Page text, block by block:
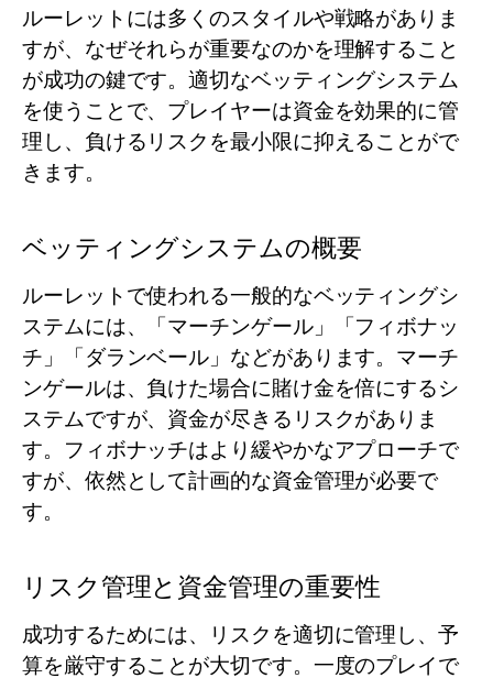
ルーレットには多くのスタイルや戦略がありま
すが、なぜそれらが重要なのかを理解すること
が成功の鍵です。適切なベッティングシステム
を使うことで、プレイヤーは資金を効果的に管
理し、負けるリスクを最小限に抑えることがで
きます。
ベッティングシステムの概要
ルーレットで使われる一般的なベッティングシ
ステムには、「マーチンゲール」「フィボナッ
チ」「ダランベール」などがあります。マーチ
ンゲールは、負けた場合に賭け金を倍にするシ
ステムですが、資金が尽きるリスクがありま
す。フィボナッチはより緩やかなアプローチで
すが、依然として計画的な資金管理が必要で
す。
リスク管理と資金管理の重要性
成功するためには、リスクを適切に管理し、予
算を厳守することが大切です。一度のプレイで